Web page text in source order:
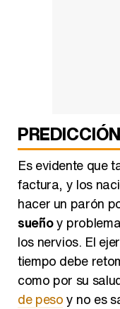
Es evidente que
factura, y los
hacer un parón
sueñoy
los nervios. El
tiempo debe
como por su
de pesoy no es